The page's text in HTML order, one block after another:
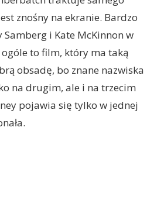
znośny na ekranie. Bardzo
Samberg i Kate McKinnon w
to film, który ma taką
obsadę, bo znane nazwiska
na drugim, ale i na trzecim
pojawia się tylko w jednej